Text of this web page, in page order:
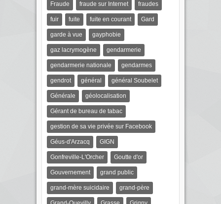
Fraude fraude sur Internet fraudes
fuir fuite fuite en courant Gard
garde à vue gayphobie
gaz lacrymogène gendarmerie
gendarmerie nationale gendarmes
gendrot général général Soubelet
Générale géolocalisation
Gérant de bureau de tabac
gestion de sa vie privée sur Facebook
Géus-d'Arzacq GIGN
Gonfreville-L'Orcher Goutte d'or
Gouvernement grand public
grand-mère suicidaire grand-père